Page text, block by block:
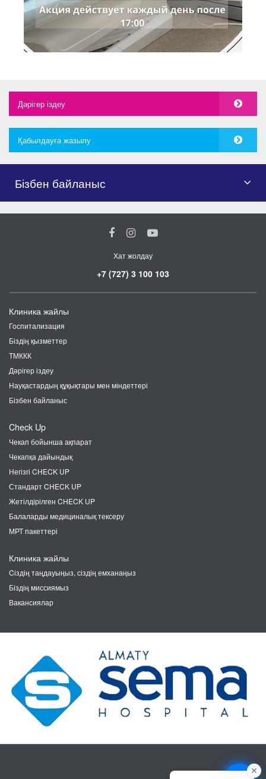
Дәрігер іздеу
Қабылдауға жазылу
Бізбен байланыс
Хат жолдау
+7 (727) 3 100 103
Клиника жайлы
Госпитализация
Біздің қызметтер
ТМККК
Дәрігер іздеу
Науқастардың құқықтары мен міндеттері
Бізбен байланыс
Check Up
Чекап бойынша ақпарат
Чекапқа дайындық
Негізгі CHECK UP
Стандарт CHECK UP
Жетілдірілген CHECK UP
Балаларды медициналық тексеру
МРТ пакеттері
Клиника жайлы
Cіздің таңдауыңыз, сіздің емханаңыз
Біздің миссиямыз
Вакансиялар